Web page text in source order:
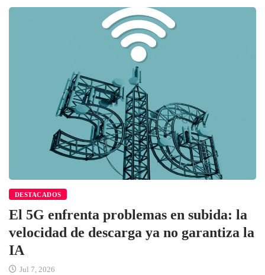
DESTACADOS
El 5G enfrenta problemas en subida: la
velocidad de descarga ya no garantiza la
IA
Jul 7, 2026